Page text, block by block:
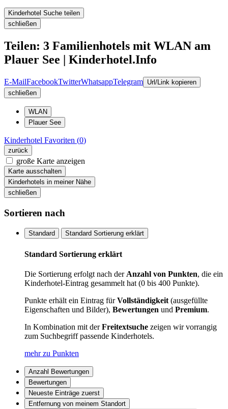
Kinderhotel Suche teilen
schließen
Teilen: 3 Familienhotels mit WLAN am
Plauer See | Kinderhotel.Info
E-MailFacebookTwitterWhatsappTelegram Url/Link kopieren
schließen
WLAN
Plauer See
Kinderhotel Favoriten (0)
zurück
große Karte anzeigen
Karte ausschalten
Kinderhotels in meiner Nähe
schließen
Sortieren nach
Standard Standard Sortierung erklärt
Standard Sortierung erklärt
Die Sortierung erfolgt nach der Anzahl von Punkten, die ein
Kinderhotel-Eintrag gesammelt hat (0 bis 400 Punkte).
Punkte erhält ein Eintrag fürVollständigkeit (ausgefüllte
Eigenschaften und Bilder), Bewertungen und Premium.
In Kombination mit derFreitextsuche zeigen wir vorrangig
zum Suchbegriff passende Kinderhotels.
mehr zu Punkten
Anzahl Bewertungen
Bewertungen
Neueste Einträge zuerst
Entfernung von meinem Standort